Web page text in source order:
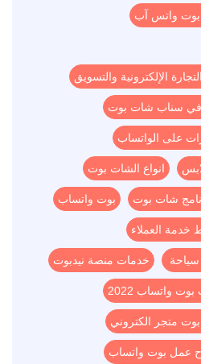
واتس آب
الإلكترونية والتسويق
في سناب شات بوت
على الواتساب
انواع الشات بوت
شات بوت بوت واتساب
خدمات منصة نيدبوت
واتساب 2022
متجر الكتروني
عمل بوت واتساب